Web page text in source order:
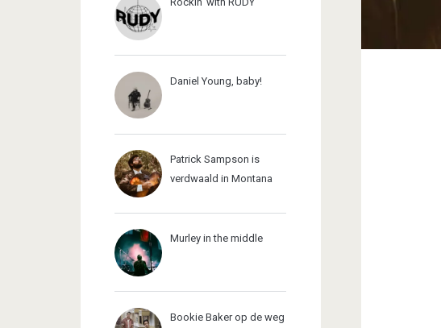
Daniel Young, baby!
Patrick Sampson is
verdwaald in Montana
Murley in the middle
Bookie Baker op de weg